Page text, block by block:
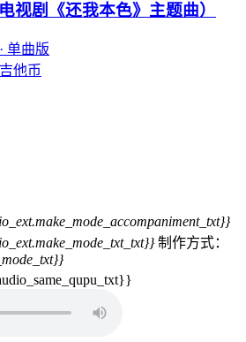
电视剧《还我本色》主题曲）
· 单曲版
他币
制作方式：